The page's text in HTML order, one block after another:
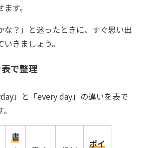
す。
な？」と迷ったときに、すぐ思い出
きましょう。
で整理
」と「every day」の違いを表で
書
ポイ